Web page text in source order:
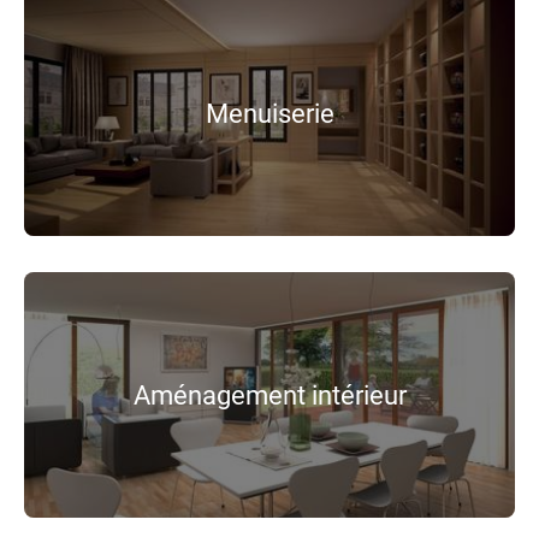
Menuiserie
Aménagement intérieur